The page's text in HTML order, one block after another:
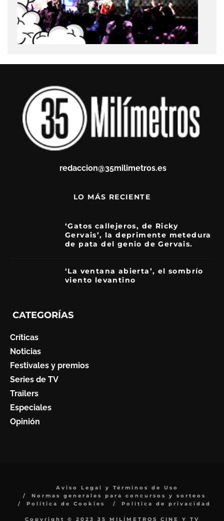
redaccion@35milimetros.es
LO MÁS RECIENTE
‘Gatos callejeros, de Ricky
Gervais’, la deprimente metedura
de pata del genio de Gervais.
‘La ventana abierta’, el sombrío
viento levantino
CATEGORÍAS
Críticas
Noticias
Festivales y premios
Series de TV
Trailers
Especiales
Opinión
Aviso Legal y Términos de Uso
Normas generales para concursos y sorteos
Política de Cookies
Política de privacidad
Copyright © 2023 35 MILÍMETROS CINE Y TV